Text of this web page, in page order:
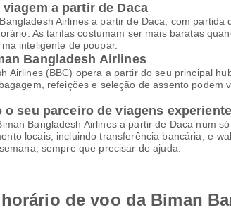
a partir de Daca
Airlines a partir de Daca, com
As tarifas costumam ser mais baratas
inteligente de poupar.
Bangladesh Airlines
Airlines (BBC) opera a partir do seu principal
refeições e seleção de assento
o seu parceiro de viagens experiente
Bangladesh Airlines a partir de Daca num
locais, incluindo transferência bancária, e-
sempre que precisar de ajuda.
de voo da Biman